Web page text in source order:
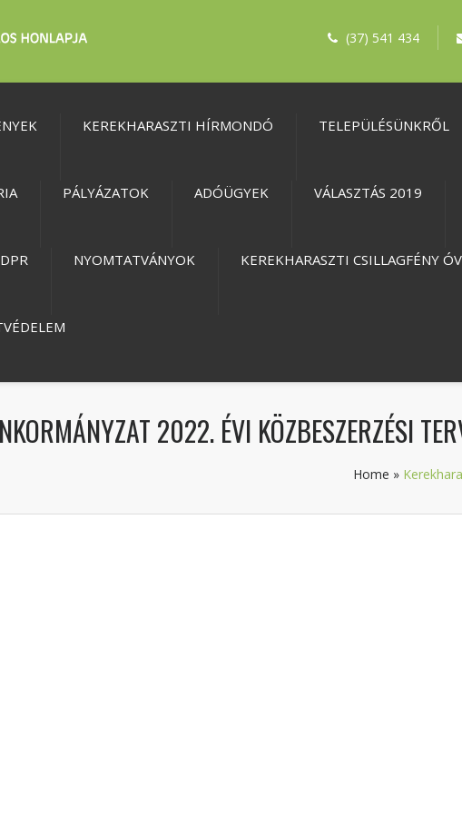
(37) 541 434
KEREKHARASZTI HÍRMONDÓ TELEPÜLÉSÜNKRŐL
PÁLYÁZATOK ADÓÜGYEK VÁLASZTÁS 2019
NYOMTATVÁNYOK KEREKHARASZTI CSILLAGFÉNY
2022. ÉVI KÖZBESZERZÉSI
Home »